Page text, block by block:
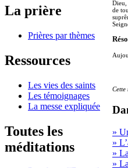
La prière
Prières par thèmes
Ressources
Les vies des saints
Les témoignages
La messe expliquée
Toutes les
méditations
Dieu,
de
Cette
»
»
»
»